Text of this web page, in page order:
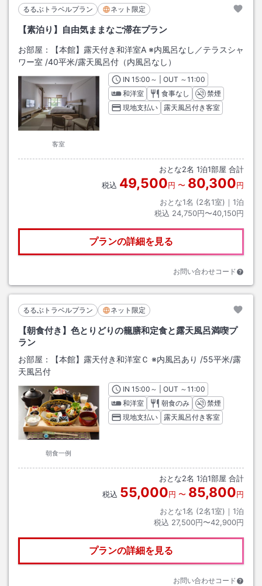
るるぶトラベルプラン ネット限定
【素泊り】自由気ままなご滞在プラン
お部屋：
【本館】露天付き和洋室A ※内風呂なし／テラスシャ
ワー室 /40平米/露天風呂付（内風呂なし）
客室
INチェックイン
15:00 ～ | OUT チェックアウト
～11:00
和洋室
食事なし
禁煙
現地支払い
露天風呂付き客室
おとな2名 1泊1部屋 合計
税込 49,500円 〜 80,300円
おとな1名 (2名1室)｜ 1泊
税込 24,750円〜40,150円
プランの詳細を見る
お問い合わせコード
るるぶトラベルプラン ネット限定
【朝食付き】色とりどりの籠膳和定食と露天風呂満喫プ
ラン
お部屋： 【本館】露天付き和洋室Ｃ ※内風呂あり /55平米/露
天風呂付
朝食一例
INチェックイン
15:00 ～ | OUT チェックアウト
～11:00
和洋室
朝食のみ
禁煙
現地支払い
露天風呂付き客室
おとな2名 1泊1部屋 合計
税込 55,000円 〜 85,800円
おとな1名 (2名1室)｜ 1泊
税込 27,500円〜42,900円
プランの詳細を見る
お問い合わせコード